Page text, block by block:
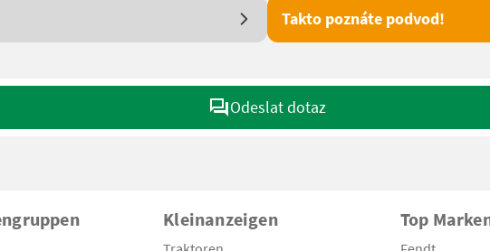
Takto poznáte podvod!
Odeslat dotaz
Kleinanzeigen Top